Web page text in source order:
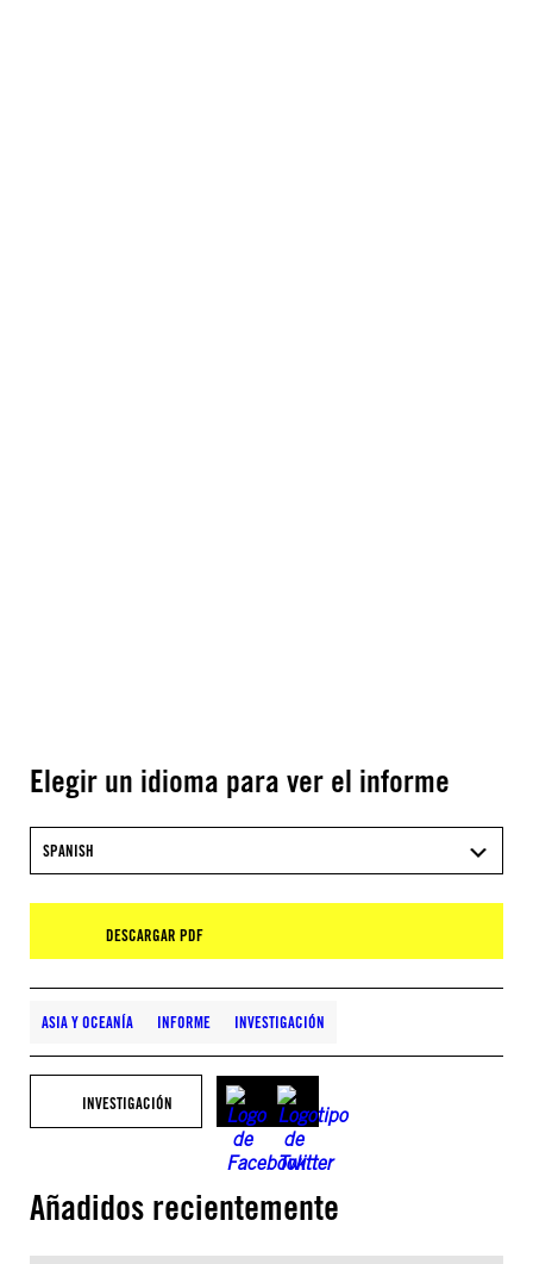
Elegir un idioma para ver el informe
SPANISH
DESCARGAR PDF
ASIA Y OCEANÍA INFORME INVESTIGACIÓN
INVESTIGACIÓN
Añadidos recientemente